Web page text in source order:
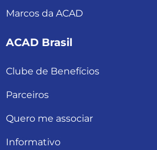
Marcos da ACAD
ACAD Brasil
Clube de Benefícios
Parceiros
Quero me associar
Informativo